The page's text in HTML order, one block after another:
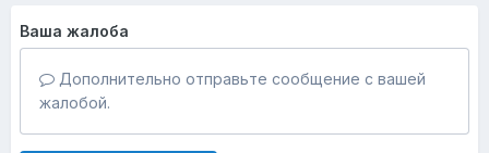
Ваша жалоба
Дополнительно отправьте сообщение с вашей
жалобой.